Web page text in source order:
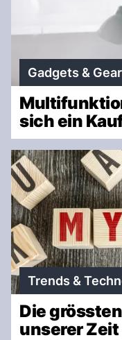
Gadgets & Gear
sich ein
Trends &
Die
unserer Zeit